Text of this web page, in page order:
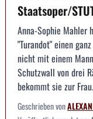
Staatsoper/
Anna-Sophie Mahler
"Turandot" einen
nicht mit einem
Schutzwall von drei
bekommt sie zur
Geschrieben von